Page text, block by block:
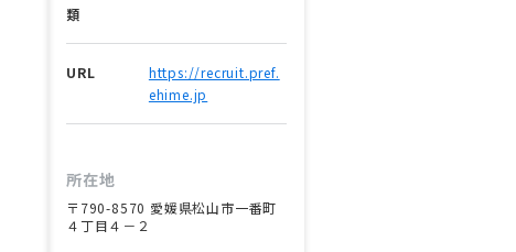
類
URL
https://recruit.pref.
ehime.jp
所在地
〒790-8570 愛媛県松山市一番町
４丁目４－２